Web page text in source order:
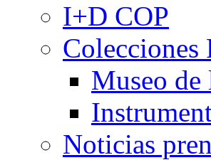
I+D COP
Museo
Noticias